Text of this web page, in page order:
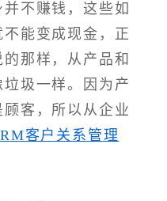
不赚钱，这些如
能变成现金，正
那样，从产品和
圾一样。因为产
客，所以从企业
客户关系管理